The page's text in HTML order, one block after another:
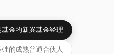
金的新兴基金经理
的成熟普通合伙人